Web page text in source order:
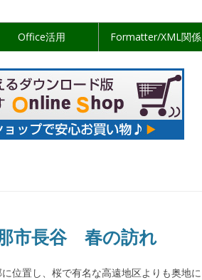
Office活用 Formatter/XML関係
市長谷 春の訪れ
位置し、桜で有名な高遠地区よりも奥地に